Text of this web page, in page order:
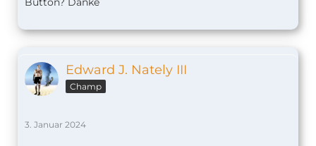
Edward J. Nately III
Champ
3. Januar 2024